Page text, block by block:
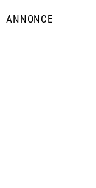
ANNONCE